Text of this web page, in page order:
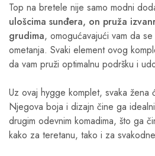
Top na bretele nije samo modni
ulošcima sunđera, on pruža
grudima, omogućavajući vam da
ometanja. Svaki element ovog
da vam pruži optimalnu podršku i
Uz ovaj hygge komplet, svaka
Njegova boja i dizajn čine ga
drugim odevnim komadima, što ga
kako za teretanu, tako i za